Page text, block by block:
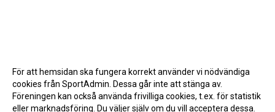
För att hemsidan ska fungera korrekt använder vi nödvändiga
cookies från SportAdmin. Dessa går inte att stänga av.
Föreningen kan också använda frivilliga cookies, t.ex. för statistik
eller marknadsföring. Du väljer själv om du vill acceptera dessa.